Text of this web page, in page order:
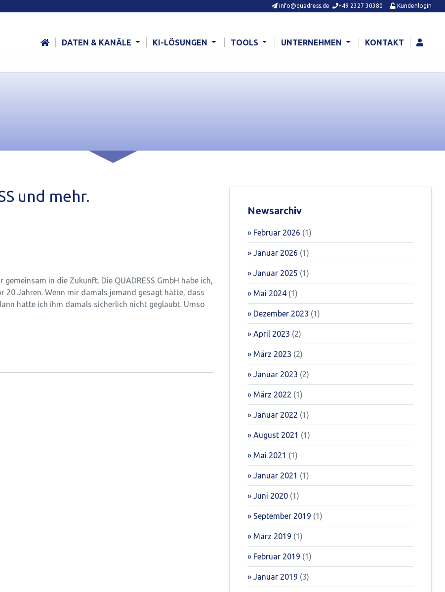
info@quadress.de +49 2327 30380 Kundenlogin
DATEN & KANÄLE KI-LÖSUNGEN TOOLS UNTERNEHMEN KONTAKT
und mehr.
in die Zukunft. Die QUADRESS GmbH habe ich,
20 Jahren. Wenn mir damals jemand gesagt hätte, dass
hätte ich ihm damals sicherlich nicht geglaubt. Umso
Newsarchiv
Februar 2026 (1)
Januar 2026 (1)
Januar 2025 (1)
Mai 2024 (1)
Dezember 2023 (1)
April 2023 (2)
März 2023 (2)
Januar 2023 (2)
März 2022 (1)
Januar 2022 (1)
August 2021 (1)
Mai 2021 (1)
Januar 2021 (1)
Juni 2020 (1)
September 2019 (1)
März 2019 (1)
Februar 2019 (1)
Januar 2019 (3)